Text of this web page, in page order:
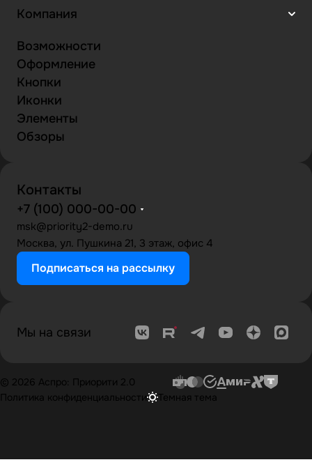
Компания
Возможности
Оформление
Кнопки
Иконки
Элементы
Обзоры
Контакты
+7 (100) 000-00-00
msk@priority2-demo.ru
Москва, ул. Пушкина 21, 3 этаж, офис 4
Подписаться на рассылку
Мы на связи
© 2026 Аспро: Приорити 2.0
Политика конфиденциальности
Темная тема